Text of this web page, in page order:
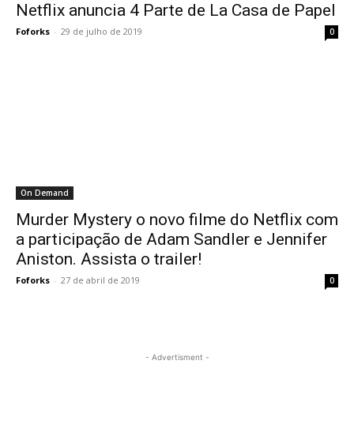
Netflix anuncia 4 Parte de La Casa de Papel
Foforks - 29 de julho de 2019 0
On Demand
Murder Mystery o novo filme do Netflix com
a participação de Adam Sandler e Jennifer
Aniston. Assista o trailer!
Foforks - 27 de abril de 2019 0
- Advertisment -